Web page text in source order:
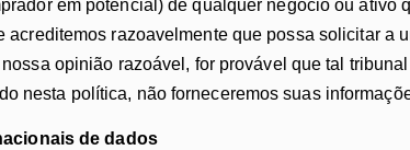
em potencial) de qualquer negócio ou ativo
acreditemos razoavelmente que possa solicitar
opinião razoável, for provável que tal
nesta política, não forneceremos suas
de dados